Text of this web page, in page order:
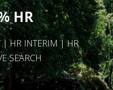
HR
| HR INTERIM | HR
SEARCH